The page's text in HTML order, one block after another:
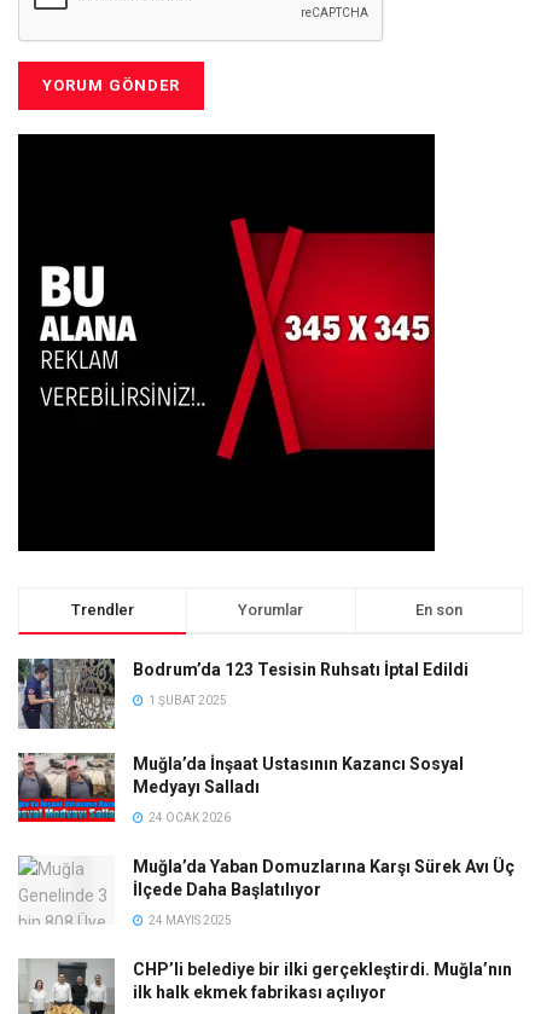
Trendler Yorumlar En son
Bodrum’da 123 Tesisin Ruhsatı İptal Edildi
1 ŞUBAT 2025
Muğla’da İnşaat Ustasının Kazancı Sosyal
Medyayı Salladı
24 OCAK 2026
Muğla’da Yaban Domuzlarına Karşı Sürek Avı Üç
İlçede Daha Başlatılıyor
24 MAYIS 2025
CHP’li belediye bir ilki gerçekleştirdi. Muğla’nın
ilk halk ekmek fabrikası açılıyor